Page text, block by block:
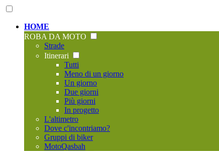
HOME
ROBA DA MOTO
Strade
Itinerari
Tutti
Meno di un giorno
Un giorno
Due giorni
Più giorni
In progetto
L'altimetro
Dove c'incontriamo?
Gruppi di biker
MotoQasbah